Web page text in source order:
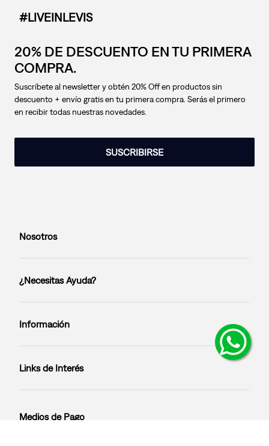
#LIVEINLEVIS
20% DE DESCUENTO EN TU PRIMERA
COMPRA.
Suscríbete al newsletter y obtén 20% Off en productos sin
descuento + envío gratis en tu primera compra. Serás el primero
en recibir todas nuestras novedades.
SUSCRIBIRSE
Nosotros
¿Necesitas Ayuda?
Información
Links de Interés
Medios de Pago